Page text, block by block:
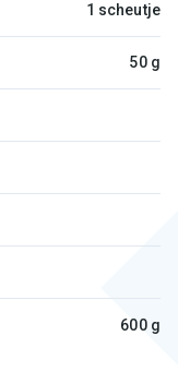
1 scheutje
50 g
600 g